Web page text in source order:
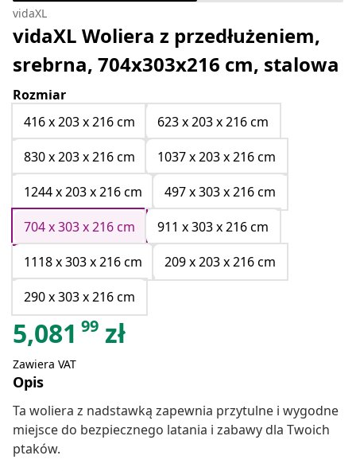
vidaXL
vidaXL Woliera z przedłużeniem,
srebrna, 704x303x216 cm, stalowa
Rozmiar
416 x 203 x 216 cm
623 x 203 x 216 cm
830 x 203 x 216 cm
1037 x 203 x 216 cm
1244 x 203 x 216 cm
497 x 303 x 216 cm
704 x 303 x 216 cm
911 x 303 x 216 cm
1118 x 303 x 216 cm
209 x 203 x 216 cm
290 x 303 x 216 cm
5,081 99 zł
Zawiera VAT
Opis
Ta woliera z nadstawką zapewnia przytulne i wygodne
miejsce do bezpiecznego latania i zabawy dla Twoich
ptaków.